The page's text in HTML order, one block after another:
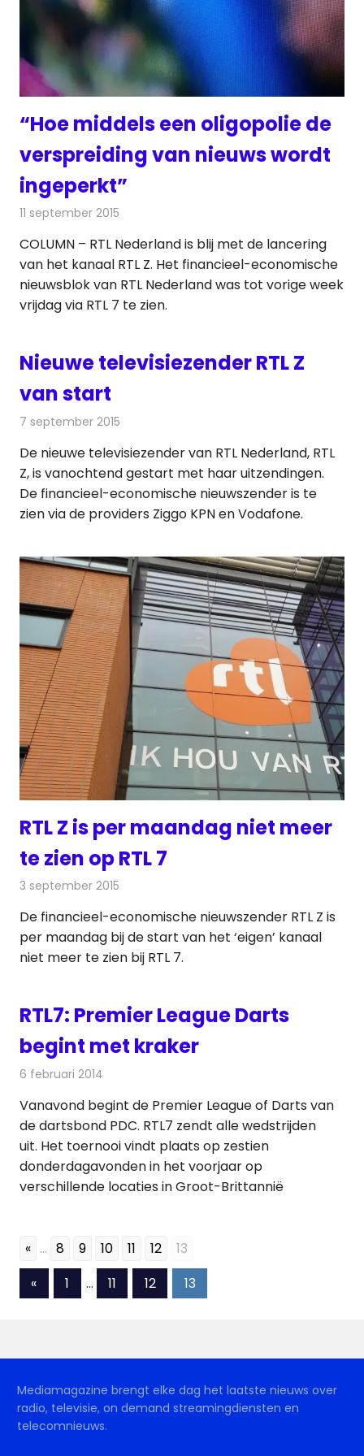
“Hoe middels een oligopolie de
verspreiding van nieuws wordt
ingeperkt”
11 september 2015
COLUMN – RTL Nederland is blij met de lancering
van het kanaal RTL Z. Het financieel-economische
nieuwsblok van RTL Nederland was tot vorige week
vrijdag via RTL 7 te zien.
Nieuwe televisiezender RTL Z
van start
7 september 2015
De nieuwe televisiezender van RTL Nederland, RTL
Z, is vanochtend gestart met haar uitzendingen.
De financieel-economische nieuwszender is te
zien via de providers Ziggo KPN en Vodafone.
RTL Z is per maandag niet meer
te zien op RTL 7
3 september 2015
De financieel-economische nieuwszender RTL Z is
per maandag bij de start van het ‘eigen’ kanaal
niet meer te zien bij RTL 7.
RTL7: Premier League Darts
begint met kraker
6 februari 2014
Vanavond begint de Premier League of Darts van
de dartsbond PDC. RTL7 zendt alle wedstrijden
uit. Het toernooi vindt plaats op zestien
donderdagavonden in het voorjaar op
verschillende locaties in Groot-Brittannië
« ... 8 9 10 11 12 13
Berichten
«Vorige
berichten
1 … 11 12 13
Mediamagazine brengt elke dag het laatste nieuws over
radio, televisie, on demand streamingdiensten en
telecomnieuws.